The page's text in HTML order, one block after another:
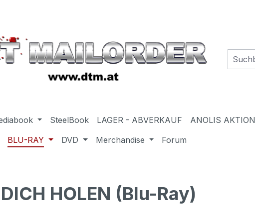
SteelBook LAGER - ABVERKAUF ANOLIS AKTION
BLU-RAY DVD Merchandise Forum
HOLEN (Blu-Ray)